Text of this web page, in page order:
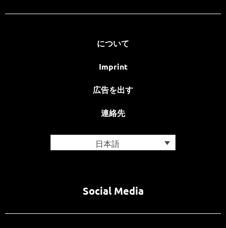
について
Imprint
広告を出す
連絡先
日本語
Social Media